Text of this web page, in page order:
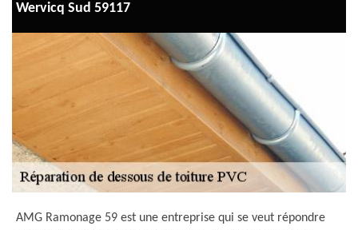
Wervicq Sud 59117
AMG Ramonage 59 est une entreprise qui se veut répondre